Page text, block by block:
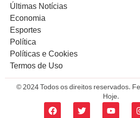
Últimas Notícias
Economia
Esportes
Política
Políticas e Cookies
Termos de Uso
© 2024 Todos os direitos reservados.
Hoje.